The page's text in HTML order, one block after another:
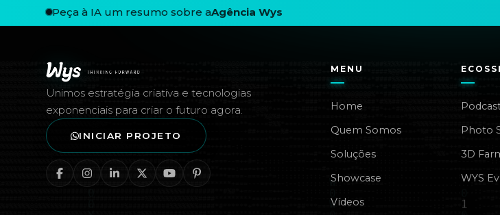
Rodapé — Agência Wys
Peça à IA um resumo sobre aAgência Wys
Unimos estratégia criativa e tecnologias
exponenciais para criar o futuro agora.
INICIAR PROJETO
MENU
Home
Quem Somos
Soluções
Showcase
Vídeos
Photo
3D
WYS